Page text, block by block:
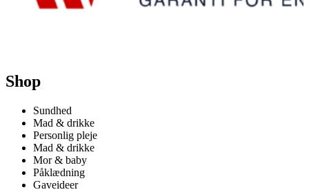
Shop
Sundhed
Mad & drikke
Personlig pleje
Mad & drikke
Mor & baby
Påklædning
Gaveideer